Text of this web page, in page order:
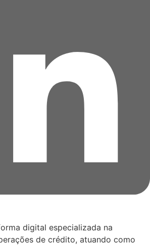
digital especializada na
de crédito, atuando como